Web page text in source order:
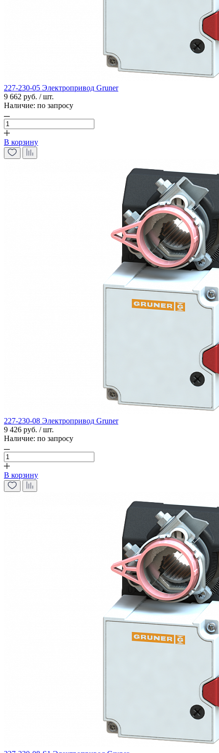
227-230-05 Электропривод Gruner
9 662 руб. / шт.
Наличие: по запросу
В корзину
227-230-08 Электропривод Gruner
9 426 руб. / шт.
Наличие: по запросу
В корзину